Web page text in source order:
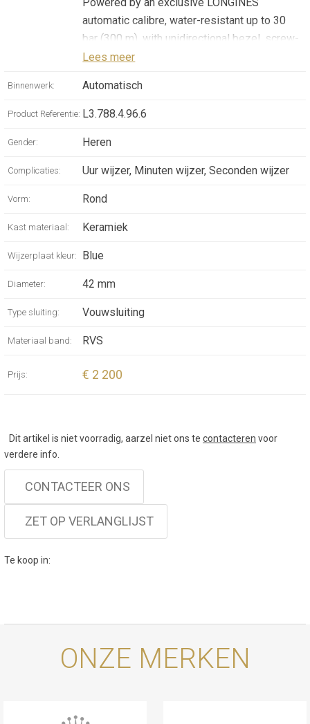
automatic calibre, water-resistant up to 30
bar (300 m), with unidirectional bezel, screw-
in crown and screw-down case back.
Lees meer
Binnenwerk: Automatisch
Product Referentie: L3.788.4.96.6
Gender: Heren
Complicaties: Uur wijzer, Minuten wijzer, Seconden wijzer
Vorm: Rond
Kast materiaal: Keramiek
Wijzerplaat kleur: Blue
Diameter: 42 mm
Type sluiting: Vouwsluiting
Materiaal band: RVS
Prijs: € 2 200
Dit artikel is niet voorradig, aarzel niet ons te contacteren voor
verdere info.
CONTACTEER ONS
ZET OP VERLANGLIJST
Te koop in:
ONZE MERKEN